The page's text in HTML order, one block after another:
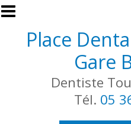
Aller au contenu principal
Place
Gare
Dentiste
Tél. 05